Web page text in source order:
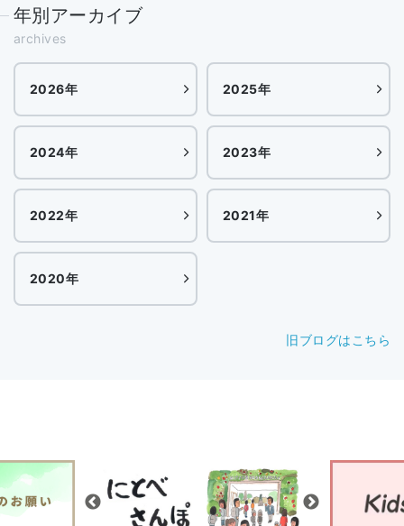
年別アーカイブ
archives
2026年 2025年
2024年 2023年
2022年 2021年
2020年
旧ブログはこちら